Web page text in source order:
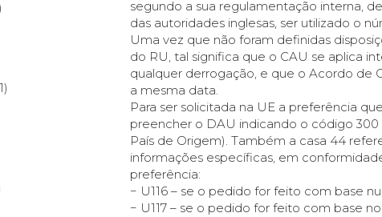
segundo a sua regulamentação interna,
das autoridades inglesas, ser utilizado o
Uma vez que não foram definidas
do RU, tal significa que o CAU se aplica
qualquer derrogação, e que o Acordo de
a mesma data.
Para ser solicitada na UE a preferência
preencher o DAU indicando o código
País de Origem). Também a casa 44
informações específicas, em
preferência:
− U116 – se o pedido for feito com base
− U117 – se o pedido for feito com base